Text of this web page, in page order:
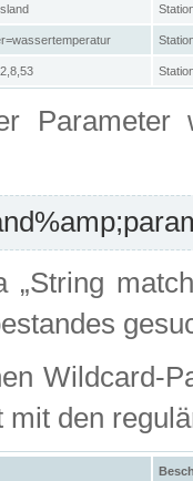
Parameter
„String
Wildcard-
den